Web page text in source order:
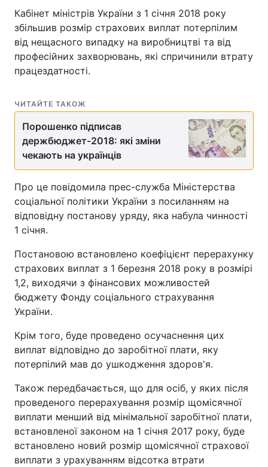
Кабінет міністрів України з 1 січня 2018 року
збільшив розмір страхових виплат потерпілим
від нещасного випадку на виробництві та від
професійних захворювань, які спричинили втрату
працездатності.
ЧИТАЙТЕ ТАКОЖ
Порошенко підписав
держбюджет-2018: які зміни
чекають на українців
Про це повідомила прес-служба Міністерства
соціальної політики України з посиланням на
відповідну постанову уряду, яка набула чинності
1 січня.
Постановою встановлено коефіцієнт перерахунку
страхових виплат з 1 березня 2018 року в розмірі
1,2, виходячи з фінансових можливостей
бюджету Фонду соціального страхування
України.
Крім того, буде проведено осучаснення цих
виплат відповідно до заробітної плати, яку
потерпілий мав до ушкодження здоров'я.
Також передбачається, що для осіб, у яких після
проведеного перерахування розмір щомісячної
виплати менший від мінімальної заробітної плати,
встановленої законом на 1 січня 2017 року, буде
встановлено новий розмір щомісячної страхової
виплати з урахуванням відсотка втрати